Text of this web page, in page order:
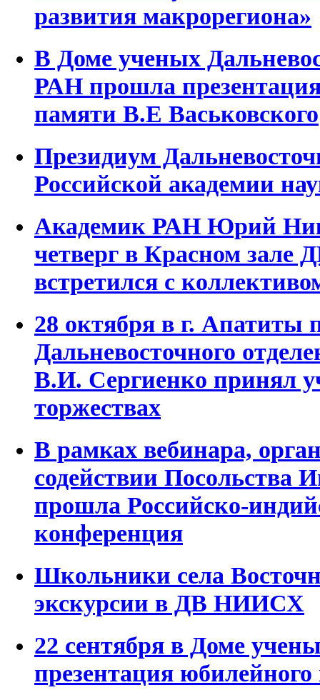
развития макрорегиона»
В Доме ученых
РАН прошла
памяти В.Е Васьковского
Президиум
Российской академии
Академик РАН Юрий
четверг в Красном
встретился с
28 октября в г. Апатиты
Дальневосточного
В.И. Сергиенко принял
торжествах
В рамках вебинара,
содействии Посольства
прошла Российско-
конференция
Школьники села
экскурсии в ДВ НИИСХ
22 сентября в Доме
презентация юбилейного